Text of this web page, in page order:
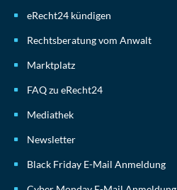
eRecht24 kündigen
Rechtsberatung vom Anwalt
Marktplatz
FAQ zu eRecht24
Mediathek
Newsletter
Black Friday E-Mail Anmeldung